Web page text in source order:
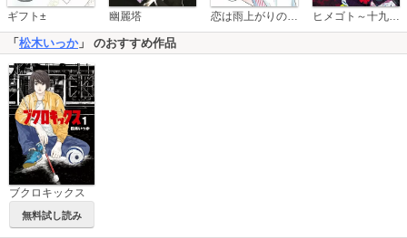
ギフト± 幽麗塔 恋は雨上がりのように ヒメゴト～十九歳の制服～
「 松木いっか」 のおすすめ作品
ブクロキックス
無料試し読み